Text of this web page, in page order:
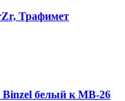
Трафимет
Binzel белый к MB-26